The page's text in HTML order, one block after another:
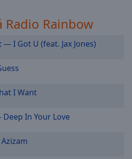
Radio Rainbow
— I Got U (feat. Jax Jones)
I Want
In Your Love